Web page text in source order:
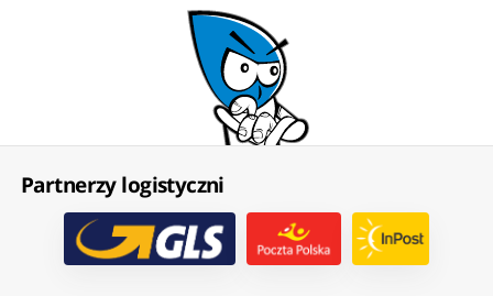
Partnerzy logistyczni